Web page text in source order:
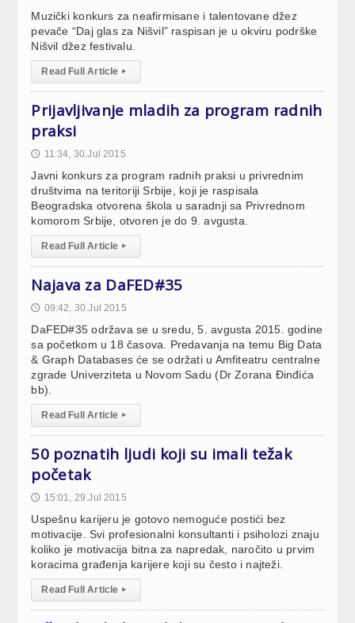
Muzički konkurs za neafirmisane i talentovane džez
pevače “Daj glas za Nišvil” raspisan je u okviru podrške
Nišvil džez festivalu.
Read Full Article ▸
Prijavljivanje mladih za program radnih
praksi
🕔 11:34, 30.Jul 2015
Javni konkurs za program radnih praksi u privrednim
društvima na teritoriji Srbije, koji je raspisala
Beogradska otvorena škola u saradnji sa Privrednom
komorom Srbije, otvoren je do 9. avgusta.
Read Full Article ▸
Najava za DaFED#35
🕔 09:42, 30.Jul 2015
DaFED#35 održava se u sredu, 5. avgusta 2015. godine
sa početkom u 18 časova. Predavanja na temu Big Data
& Graph Databases će se održati u Amfiteatru centralne
zgrade Univerziteta u Novom Sadu (Dr Zorana Đinđića
bb).
Read Full Article ▸
50 poznatih ljudi koji su imali težak
početak
🕔 15:01, 29.Jul 2015
Uspešnu karijeru je gotovo nemoguće postići bez
motivacije. Svi profesionalni konsultanti i psiholozi znaju
koliko je motivacija bitna za napredak, naročito u prvim
koracima građenja karijere koji su često i najteži.
Read Full Article ▸